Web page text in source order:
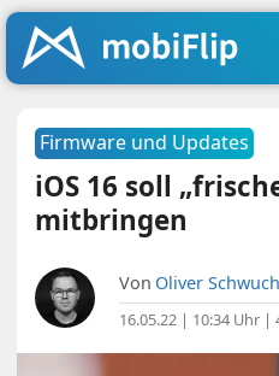
Firmware und Updates
iOS 16 soll
mitbringen
Von Oliver
16.05.22 | 10:34 Uhr |